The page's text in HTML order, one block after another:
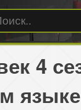
4
языке